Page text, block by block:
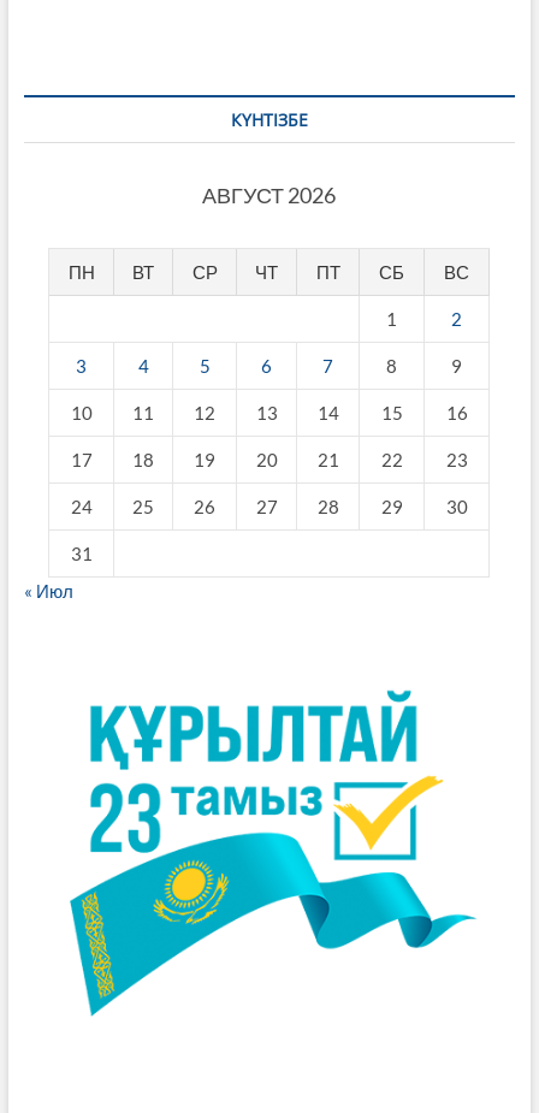
КҮНТІЗБЕ
АВГУСТ 2026
ПН ВТ СР ЧТ ПТ СБ ВС
1 2
3 4 5 6 7 8 9
10 11 12 13 14 15 16
17 18 19 20 21 22 23
24 25 26 27 28 29 30
31
« Июл